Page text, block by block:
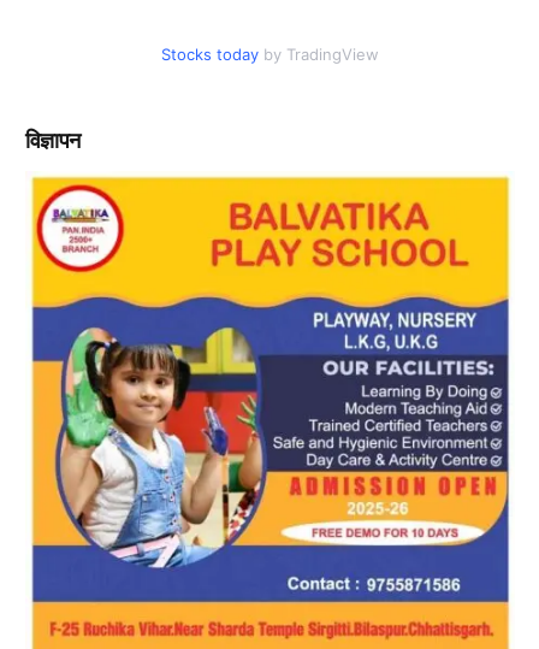
Stocks today by TradingView
विज्ञापन